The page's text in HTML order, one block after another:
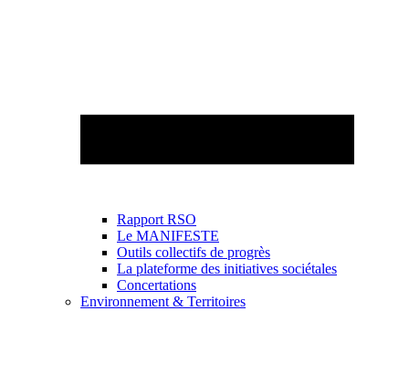
Rapport RSO
Le MANIFESTE
Outils collectifs de progrès
La plateforme des initiatives sociétales
Concertations
Environnement & Territoires